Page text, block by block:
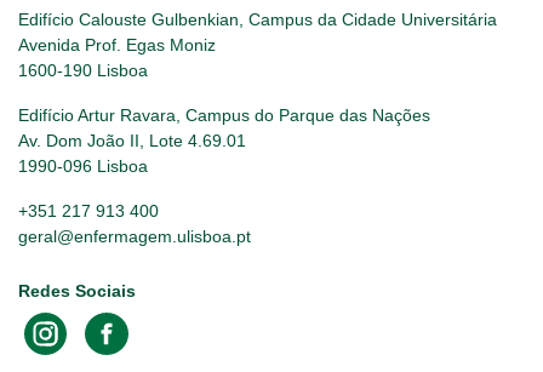
Edifício Calouste Gulbenkian, Campus da Cidade Universitária
Avenida Prof. Egas Moniz
1600-190 Lisboa
Edifício Artur Ravara, Campus do Parque das Nações
Av. Dom João II, Lote 4.69.01
1990-096 Lisboa
+351 217 913 400
geral@enfermagem.ulisboa.pt
Redes Sociais